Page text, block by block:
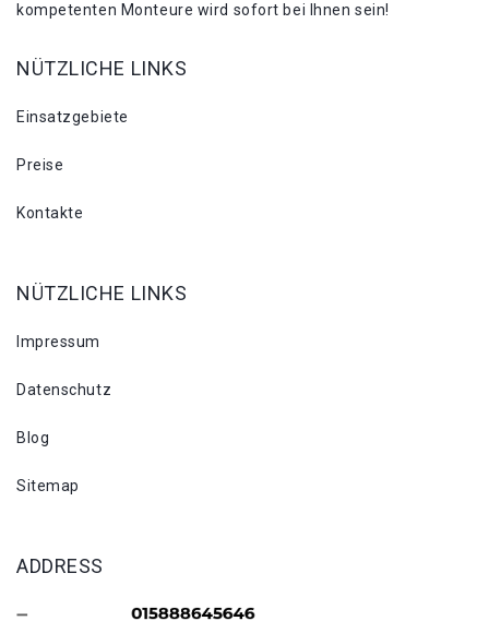
kompetenten Monteure wird sofort bei Ihnen sein!
NÜTZLICHE LINKS
Einsatzgebiete
Preise
Kontakte
NÜTZLICHE LINKS
Impressum
Datenschutz
Blog
Sitemap
ADDRESS